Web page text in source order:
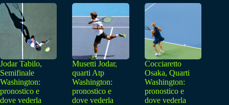
Jodar Tabilo,
Semifinale
Washington:
pronostico e
dove vederla
Musetti Jodar,
quarti Atp
Washington:
pronostico e
dove vederla
Cocciaretto
Osaka, Quarti
Washington:
pronostico e
dove vederla